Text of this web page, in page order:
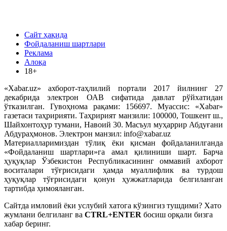
Сайт ҳақида
Фойдаланиш шартлари
Реклама
Алоқа
18+
«Xabar.uz» ахборот-таҳлилий портали 2017 йилнинг 27
декабрида электрон ОАВ сифатида давлат рўйхатидан
ўтказилган. Гувоҳнома рақами: 156697. Муассис: «Xabar»
газетаси таҳририяти. Таҳририят манзили: 100000, Тошкент ш.,
Шайхонтоҳур тумани, Навоий 30. Масъул муҳаррир Абдуғани
Абдураҳмонов. Электрон манзил: info@xabar.uz
Материалларимиздан тўлиқ ёки қисман фойдаланилганда
«Фойдаланиш шартлари»га амал қилиниши шарт. Барча
ҳуқуқлар Ўзбекистон Республикасининг оммавий ахборот
воситалари тўғрисидаги ҳамда муаллифлик ва турдош
ҳуқуқлар тўғрисидаги қонун ҳужжатларида белгиланган
тартибда ҳимояланган.
Сайтда имловий ёки услубий хатога кўзингиз тушдими? Хато
жумлани белгиланг ва CTRL+ENTER босиш орқали бизга
хабар беринг.